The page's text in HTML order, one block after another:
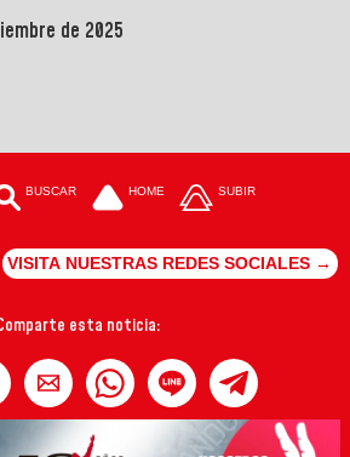
de 2025
BUSCAR HOME SUBIR
VISITA NUESTRAS REDES SOCIALES →
esta noticia: